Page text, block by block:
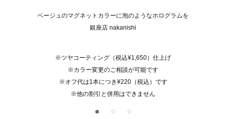
ベージュのマグネットカラーに泡のようなホログラムを
銀座店 nakanishi
※ツヤコーティング（税込¥1,650）仕上げ
※カラー変更のご相談が可能です
※オフ代は1本につき¥220（税込）です
※他の割引と併用はできません